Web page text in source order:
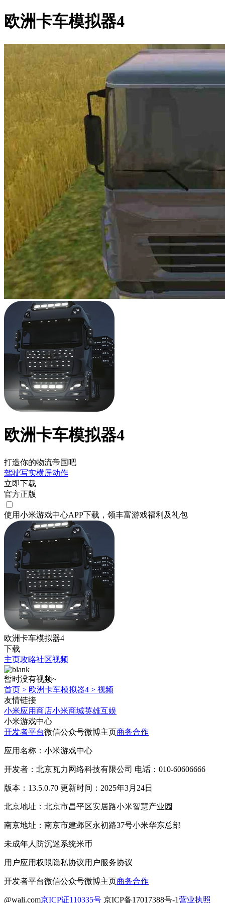
欧洲卡车模拟器4
欧洲卡车模拟器4
打造你的物流帝国吧
驾驶写实横屏动作
立即下载
官方正版
使用小米游戏中心APP下载 ，领丰富游戏福利 及礼包
欧洲卡车模拟器4
下载
主页攻略社区视频
暂时没有视频~
首页 > 欧洲卡车模拟器4 > 视频
友情链接
小米应用商店小米商城英雄互娱
小米游戏中心
开发者平台微信公众号微博主页商务合作
应用名称：小米游戏中心
开发者：北京瓦力网络科技有限公司 电话：010-60606666
版本：13.5.0.70 更新时间：2025年3月24日
北京地址：北京市昌平区安居路小米智慧产业园
南京地址：南京市建邺区永初路37号小米华东总部
未成年人防沉迷系统米币
用户应用权限隐私协议用户服务协议
开发者平台微信公众号微博主页商务合作
@wali.com京ICP证110335号 京ICP备17017388号-1营业执照